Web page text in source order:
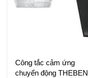
Công tắc cảm ứng
chuyển động THEBEN